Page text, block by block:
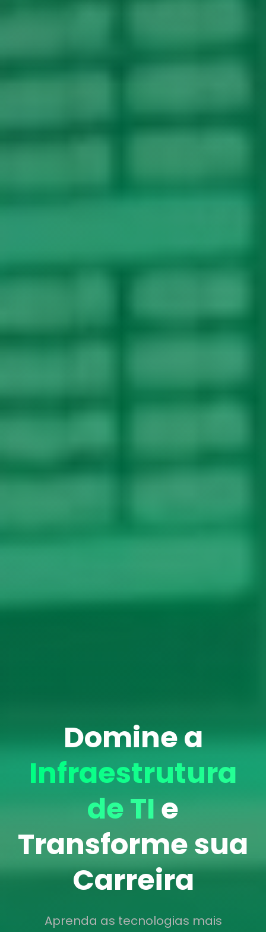
Domine a
Infraestrutura
de TIe
Transforme sua
Carreira
Aprenda as tecnologias mais